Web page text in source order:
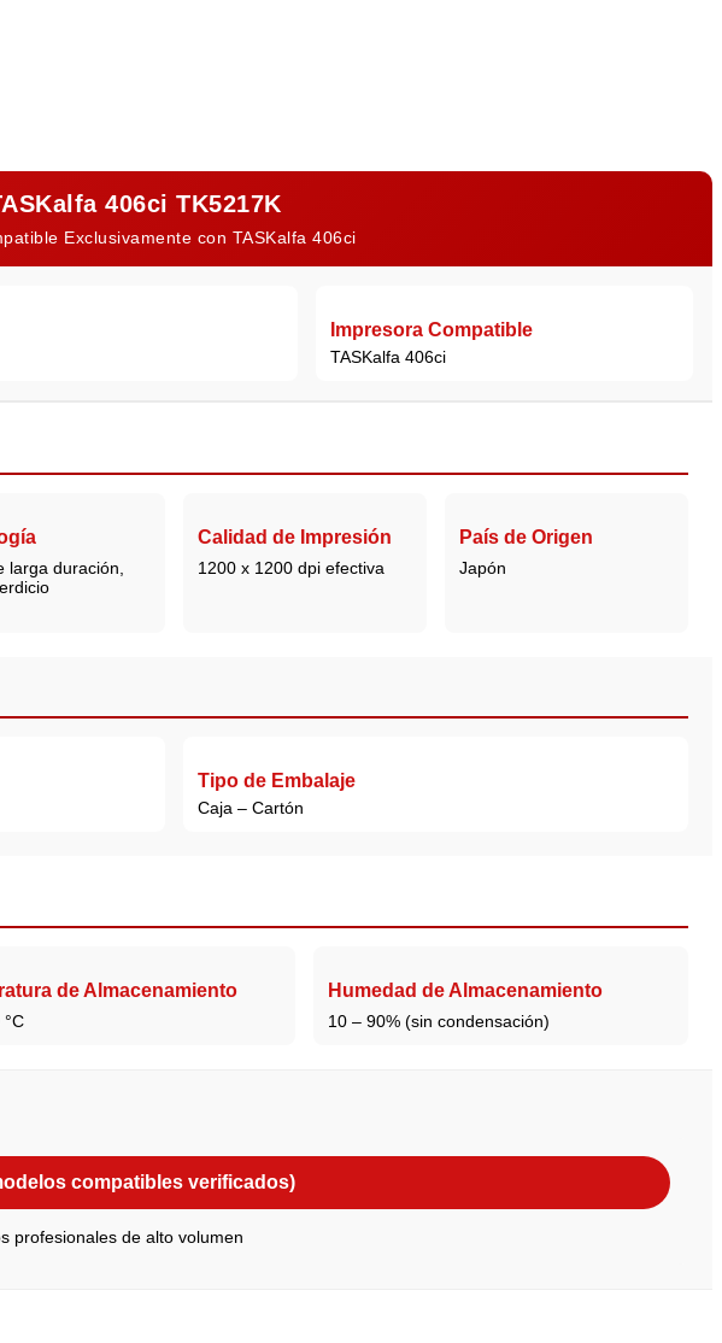
406ci TK5217K
Exclusivamente con TASKalfa 406ci
Impresora Compatible
TASKalfa 406ci
larga duración,
Calidad de Impresión
1200 x 1200 dpi efectiva
País de Origen
Japón
Tipo de Embalaje
Caja – Cartón
de Almacenamiento Humedad de Almacenamiento
10 – 90% (sin condensación)
compatibles verificados)
profesionales de alto volumen